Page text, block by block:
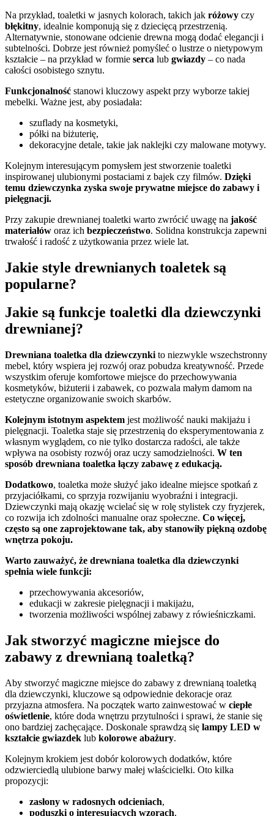
Na przykład, toaletki w jasnych kolorach, takich jak różowy czy
błękitny, idealnie komponują się z dziecięcą przestrzenią.
Alternatywnie, stonowane odcienie drewna mogą dodać elegancji i
subtelności. Dobrze jest również pomyśleć o lustrze o nietypowym
kształcie – na przykład w formie serca lub gwiazdy – co nada
całości osobistego sznytu.
Funkcjonalność stanowi kluczowy aspekt przy wyborze takiej
mebelki. Ważne jest, aby posiadała:
szuflady na kosmetyki,
półki na biżuterię,
dekoracyjne detale, takie jak naklejki czy malowane motywy.
Kolejnym interesującym pomysłem jest stworzenie toaletki
inspirowanej ulubionymi postaciami z bajek czy filmów. Dzięki
temu dziewczynka zyska swoje prywatne miejsce do zabawy i
pielęgnacji.
Przy zakupie drewnianej toaletki warto zwrócić uwagę na jakość
materiałów oraz ich bezpieczeństwo. Solidna konstrukcja zapewni
trwałość i radość z użytkowania przez wiele lat.
Jakie style drewnianych toaletek są
popularne?
Jakie są funkcje toaletki dla dziewczynki
drewnianej?
Drewniana toaletka dla dziewczynki to niezwykle wszechstronny
mebel, który wspiera jej rozwój oraz pobudza kreatywność. Przede
wszystkim oferuje komfortowe miejsce do przechowywania
kosmetyków, biżuterii i zabawek, co pozwala małym damom na
estetyczne organizowanie swoich skarbów.
Kolejnym istotnym aspektem jest możliwość nauki makijażu i
pielęgnacji. Toaletka staje się przestrzenią do eksperymentowania z
własnym wyglądem, co nie tylko dostarcza radości, ale także
wpływa na osobisty rozwój oraz uczy samodzielności. W ten
sposób drewniana toaletka łączy zabawę z edukacją.
Dodatkowo, toaletka może służyć jako idealne miejsce spotkań z
przyjaciółkami, co sprzyja rozwijaniu wyobraźni i integracji.
Dziewczynki mają okazję wcielać się w rolę stylistek czy fryzjerek,
co rozwija ich zdolności manualne oraz społeczne. Co więcej,
często są one zaprojektowane tak, aby stanowiły piękną ozdobę
wnętrza pokoju.
Warto zauważyć, że drewniana toaletka dla dziewczynki
spełnia wiele funkcji:
przechowywania akcesoriów,
edukacji w zakresie pielęgnacji i makijażu,
tworzenia możliwości wspólnej zabawy z rówieśniczkami.
Jak stworzyć magiczne miejsce do
zabawy z drewnianą toaletką?
Aby stworzyć magiczne miejsce do zabawy z drewnianą toaletką
dla dziewczynki, kluczowe są odpowiednie dekoracje oraz
przyjazna atmosfera. Na początek warto zainwestować w ciepłe
oświetlenie, które doda wnętrzu przytulności i sprawi, że stanie się
ono bardziej zachęcające. Doskonale sprawdzą się lampy LED w
kształcie gwiazdek lub kolorowe abażury.
Kolejnym krokiem jest dobór kolorowych dodatków, które
odzwierciedlą ulubione barwy małej właścicielki. Oto kilka
propozycji:
zasłony w radosnych odcieniach,
poduszki o interesujących wzorach,